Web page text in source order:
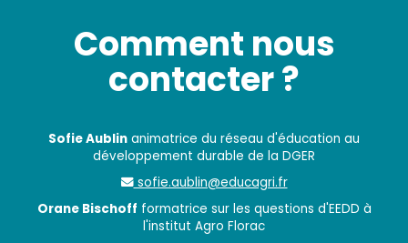
Comment nous
contacter ?
Sofie Aublin animatrice du réseau d'éducation au
développement durable de la DGER
sofie.aublin@educagri.fr
Orane Bischoff formatrice sur les questions d'EEDD à
l'institut Agro Florac